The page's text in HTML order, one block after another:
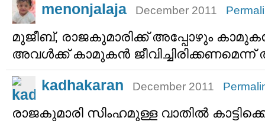
menonjalaja December 2011
മുജീബ്, രാജകുമാരിക്ക് അപ്പോഴും
അവള്‍ക്ക് കാമുകന്‍
kadhakaran December 2011
രാജകുമാരി സിംഹമുള്ള വാതില്‍